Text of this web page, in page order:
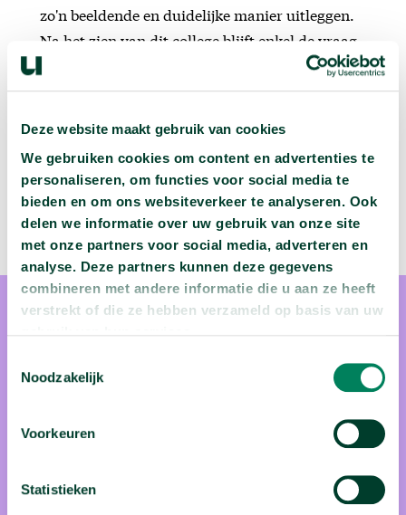
Deze website maakt gebruik van cookies
We gebruiken cookies om content en advertenties te
personaliseren, om functies voor social media te
bieden en om ons websiteverkeer te analyseren. Ook
delen we informatie over uw gebruik van onze site
met onze partners voor social media, adverteren en
analyse. Deze partners kunnen deze gegevens
combineren met andere informatie die u aan ze heeft
verstrekt of die ze hebben verzameld op basis van uw
Noodzakelijk
Voorkeuren
Statistieken
zo'n beeldende en duidelijke manier uitleggen.
Na het zien van dit college blijft enkel de vraag
waarom het Verenigd koninkrijk en de Europese
Unie niet inzien dat het allemaal zoveel
Prof. dr. Dirk Van Poucke jurist én econoom. Jaren van
onderzoek én praktijkervaring hebben van hem een
toponderhandelingsexpert gemaakt. Hij kent de regels van